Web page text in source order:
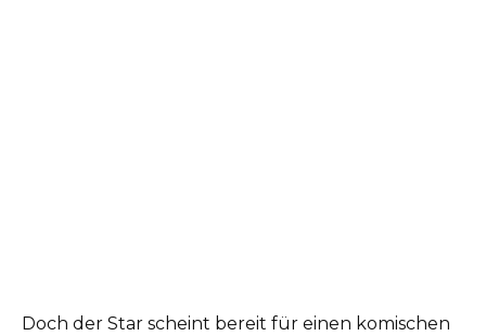
Doch der Star scheint bereit für einen komischen